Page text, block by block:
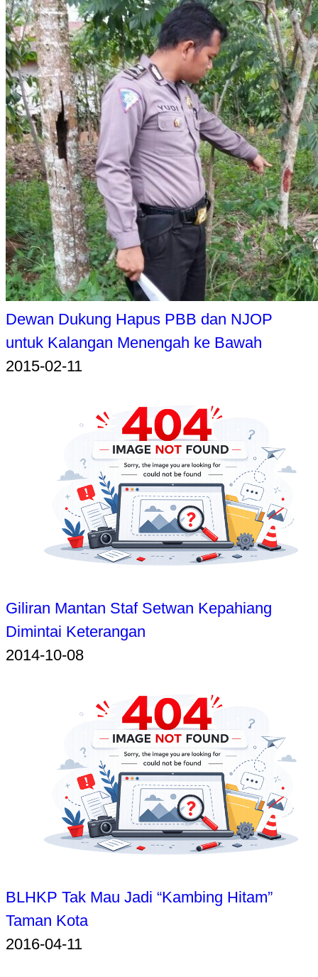
Dewan Dukung Hapus PBB dan NJOP
untuk Kalangan Menengah ke Bawah
2015-02-11
Giliran Mantan Staf Setwan Kepahiang
Dimintai Keterangan
2014-10-08
BLHKP Tak Mau Jadi “Kambing Hitam”
Taman Kota
2016-04-11